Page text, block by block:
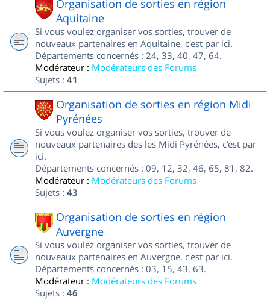
Organisation de sorties en région
Aquitaine
Si vous voulez organiser vos sorties, trouver de
nouveaux partenaires en Aquitaine, c'est par ici.
Départements concernés : 24, 33, 40, 47, 64.
Modérateur : Modérateurs des Forums
Sujets : 41
Organisation de sorties en région Midi
Pyrénées
Si vous voulez organiser vos sorties, trouver de
nouveaux partenaires des les Midi Pyrénées, c'est par
ici.
Départements concernés : 09, 12, 32, 46, 65, 81, 82.
Modérateur : Modérateurs des Forums
Sujets : 43
Organisation de sorties en région
Auvergne
Si vous voulez organiser vos sorties, trouver de
nouveaux partenaires en Auvergne, c'est par ici.
Départements concernés : 03, 15, 43, 63.
Modérateur : Modérateurs des Forums
Sujets : 46